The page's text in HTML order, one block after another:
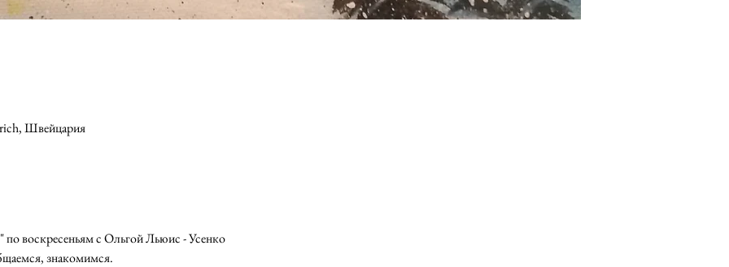
Швейцария
по воскресеньям с Ольгой Льюис - Усенко
знакомимся.